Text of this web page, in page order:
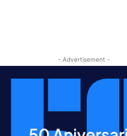
- Advertisement -